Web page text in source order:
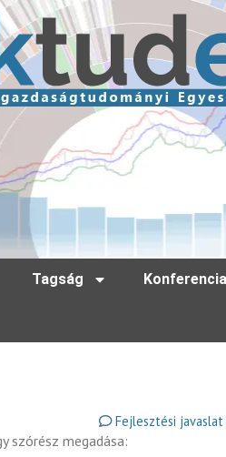
Tagság Konferencia
Fejlesztési javaslat
szórész megadása: